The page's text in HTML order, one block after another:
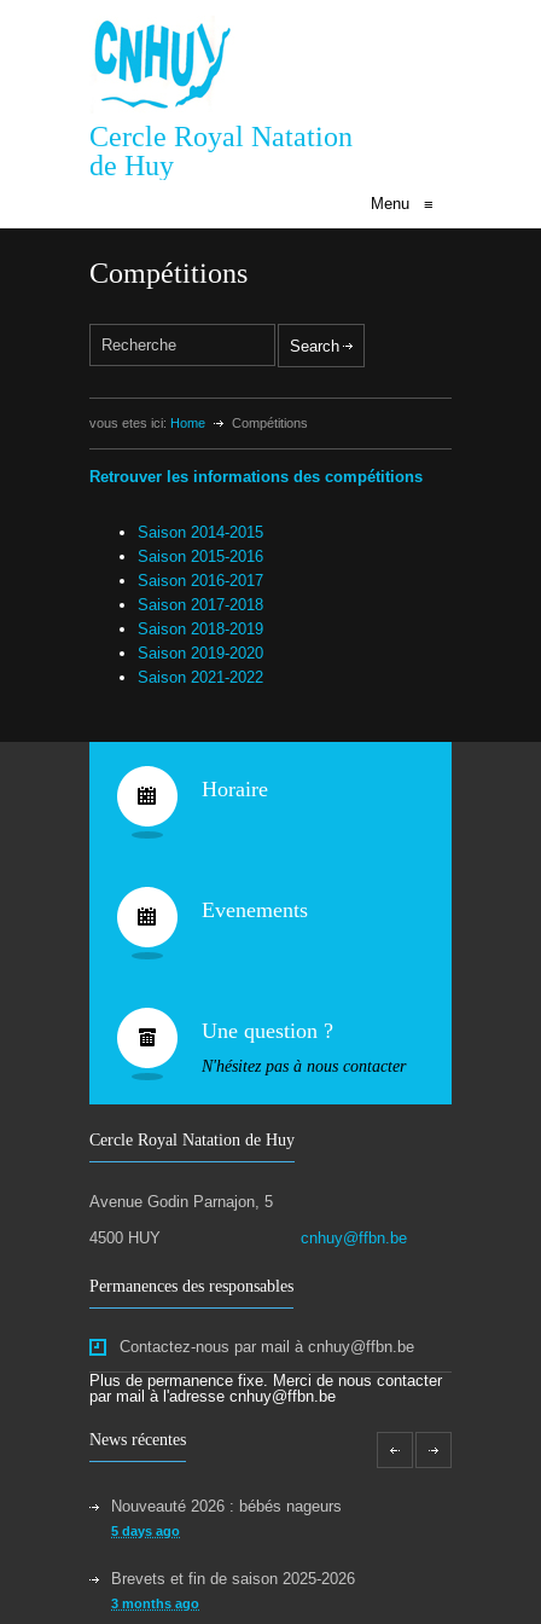
Cercle Royal Natation
de Huy
Menu ≡
Compétitions
vous etes ici: Home Compétitions
Retrouver les informations des compétitions
Saison 2014-2015
Saison 2015-2016
Saison 2016-2017
Saison 2017-2018
Saison 2018-2019
Saison 2019-2020
Saison 2021-2022
Horaire
Evenements
Une question ?
N'hésitez pas à nous contacter
Cercle Royal Natation de Huy
Avenue Godin Parnajon, 5
4500 HUY
cnhuy@ffbn.be
Permanences des responsables
Contactez-nous par mail à cnhuy@ffbn.be
Plus de permanence fixe. Merci de nous contacter
par mail à l'adresse cnhuy@ffbn.be
News récentes
Nouveauté 2026 : bébés nageurs
5 days ago
Brevets et fin de saison 2025-2026
3 months ago